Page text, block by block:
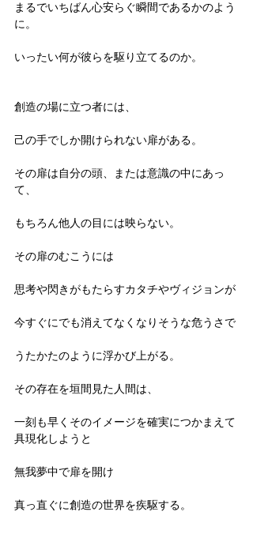
まるでいちばん心安らぐ瞬間であるかのよう
に。
いったい何が彼らを駆り立てるのか。
創造の場に立つ者には、
己の手でしか開けられない扉がある。
その扉は自分の頭、または意識の中にあっ
て、
もちろん他人の目には映らない。
その扉のむこうには
思考や閃きがもたらすカタチやヴィジョンが
今すぐにでも消えてなくなりそうな危うさで
うたかたのように浮かび上がる。
その存在を垣間見た人間は、
一刻も早くそのイメージを確実につかまえて
具現化しようと
無我夢中で扉を開け
真っ直ぐに創造の世界を疾駆する。